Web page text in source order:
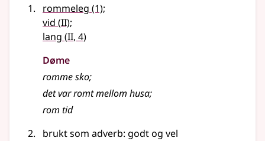
rommeleg (1);
vid (2
II);
lang (2
II, 4)
Døme
romme sko;
det var romt mellom husa;
rom tid
brukt som adverb: godt og vel